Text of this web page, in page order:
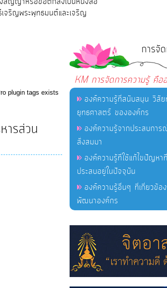
ริญพระพุทธมนต์และเจริญ
plugin tags exists
ารส่วน
การจั
KM การจัดการความรู้ คือ
องค์ความรู้ที่สนับสนุน วิสั
ยุทธศาสตร์ ขององค์กร
องค์ความรู้จากประสบกา
สั่งสมมา
องค์ความรู้ที่ใช้แก้ไขปัญหา
ประสบอยู่ในปัจจุบัน
องค์ความรู้อื่นๆ ที่เกี่ยวข้อ
พัฒนาองค์กร